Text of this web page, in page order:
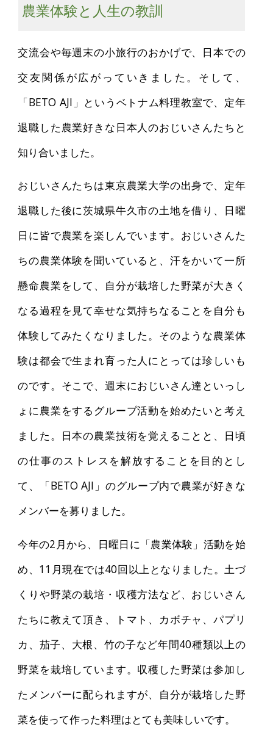
農業体験と人生の教訓
交流会や毎週末の小旅行のおかげで、日本での
交友関係が広がっていきました。そして、
「BETO AJI」というベトナム料理教室で、定年
退職した農業好きな日本人のおじいさんたちと
知り合いました。
おじいさんたちは東京農業大学の出身で、定年
退職した後に茨城県牛久市の土地を借り、日曜
日に皆で農業を楽しんでいます。おじいさんた
ちの農業体験を聞いていると、汗をかいて一所
懸命農業をして、自分が栽培した野菜が大きく
なる過程を見て幸せな気持ちなることを自分も
体験してみたくなりました。そのような農業体
験は都会で生まれ育った人にとっては珍しいも
のです。そこで、週末におじいさん達といっし
ょに農業をするグループ活動を始めたいと考え
ました。日本の農業技術を覚えることと、日頃
の仕事のストレスを解放することを目的とし
て、「BETO AJI」のグループ内で農業が好きな
メンバーを募りました。
今年の2月から、日曜日に「農業体験」活動を始
め、11月現在では40回以上となりました。土づ
くりや野菜の栽培・収穫方法など、おじいさん
たちに教えて頂き、トマト、カボチャ、パプリ
カ、茄子、大根、竹の子など年間40種類以上の
野菜を栽培しています。収穫した野菜は参加し
たメンバーに配られますが、自分が栽培した野
菜を使って作った料理はとても美味しいです。